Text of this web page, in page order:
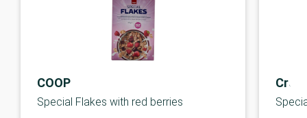
COOP
Special Flakes with red berries